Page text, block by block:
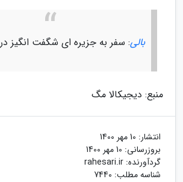
بالی: سفر به جزیره ای شگفت انگیز
منبع: دیجیکالا مگ
انتشار: 10 مهر 1400
بروزرسانی: 10 مهر 1400
گردآورنده: rahesari.ir
شناسه مطلب: 7440